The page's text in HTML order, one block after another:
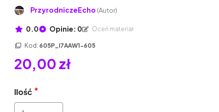
PrzyrodniczeEcho (Autor)
0.0 Opinie: 0 Oceń materiał
Kod: 605P_I7AAW1-605
20,00 zł
Ilość